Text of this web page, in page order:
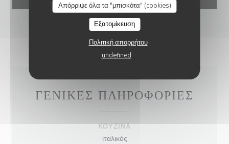
Απόρριψε όλα τα "μπισκότα" (cookies)
Εξατομίκευση
Πολιτική απορρήτου
undefined
ΓΕΝΙΚΈΣ ΠΛΗΡΟΦΟΡΊΕΣ
ΚΟΥΖΊΝΑ
ιταλικός